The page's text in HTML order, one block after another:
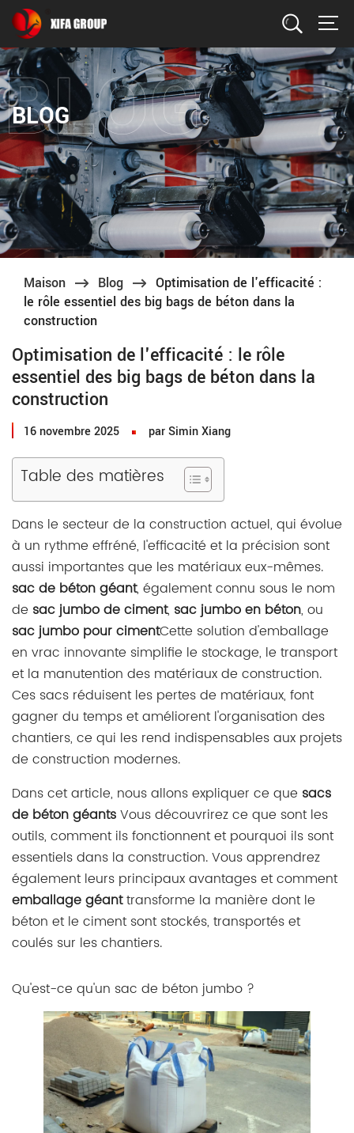
Recherche
BLOG
Maison Blog
Optimisation de l'efficacité :
le rôle essentiel des big bags de béton dans la
construction
Optimisation de l'efficacité : le rôle
essentiel des big bags de béton dans la
construction
16 novembre 2025 par Simin Xiang
Table des matières
Dans le secteur de la construction actuel, qui évolue
à un rythme effréné, l'efficacité et la précision sont
aussi importantes que les matériaux eux-mêmes.
sac de béton géant, également connu sous le nom
de sac jumbo de ciment, sac jumbo en béton, ou
sac jumbo pour cimentCette solution d'emballage
en vrac innovante simplifie le stockage, le transport
et la manutention des matériaux de construction.
Ces sacs réduisent les pertes de matériaux, font
gagner du temps et améliorent l'organisation des
chantiers, ce qui les rend indispensables aux projets
de construction modernes.
Dans cet article, nous allons expliquer ce que sacs
de béton géantsVous découvrirez ce que sont les
outils, comment ils fonctionnent et pourquoi ils sont
essentiels dans la construction. Vous apprendrez
également leurs principaux avantages et comment
emballage géanttransforme la manière dont le
béton et le ciment sont stockés, transportés et
coulés sur les chantiers.
Qu'est-ce qu'un sac de béton jumbo ?